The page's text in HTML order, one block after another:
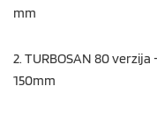
mm
2. TURBOSAN 80
150mm